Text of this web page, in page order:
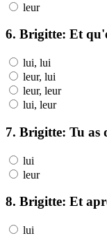
leur
6. Brigitte: Et
lui, lui
leur, lui
leur, leur
lui, leur
7. Brigitte: Tu as
lui
leur
8. Brigitte: Et
lui